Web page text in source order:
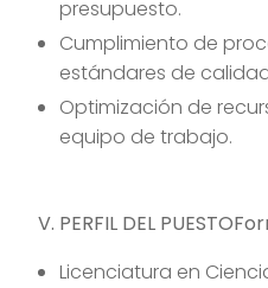
presupuesto.
Cumplimiento de
estándares de
Optimización de
equipo de trabajo.
V. PERFIL DEL
Licenciatura en